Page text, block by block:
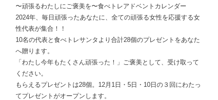
〜頑張るわたしにご褒美を〜食べトレアドベントカレンダー
2024年、毎日頑張ったあなたに、全ての頑張る女性を応援する女
性代表が集合！！
10名の代表と食べトレサンタより合計28個のプレゼントをあなた
へ贈ります。
「わたし今年もたくさん頑張った！」ご褒美として、受け取って
ください。
もらえるプレゼントは28個。12月1日・5日・10日の３回にわたっ
てプレゼントがオープンします。